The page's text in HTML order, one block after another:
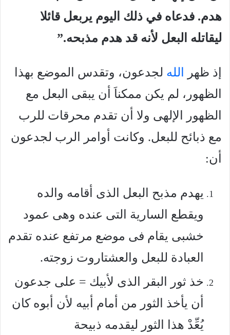
هدم. فدعاه في ذلك اليوم يربعل قائلا
ليقاتله البعل لأنه قد هدم مذبحه.”
إذ ظهر الله لجدعون، وتقدس الموضع بهذا
الظهور، لم يكن ممكناَ أن يبقى البعل مع
الظهور الإلهى ولا أن تقدم محرقات للرب
مع ذبائح للبعل. وكانت أوامر الرب لجدعون
أن:
يهدم مذبح البعل الذى أقامه والده
ويقطع السارية التى عنده وهى عمود
خشبى يقام فى موضع مرتفع عنده تقدم
العبادة للبعل والعشتاروت زوجته.
خذ ثور البقر الذى لأبيك = على جدعون
أن يأخذ الثور من أمام أبيه لأن أبوه كان
يُعِّدْ هذا الثور ليقدمه ذبيحة